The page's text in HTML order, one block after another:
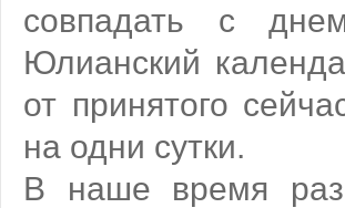
совпадать с
Юлианский
от принятого
на одни сутки.
В наше время